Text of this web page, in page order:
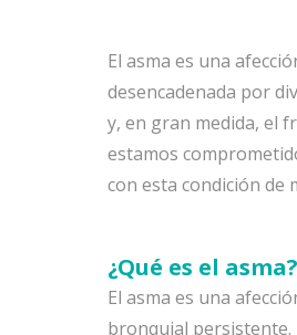
El asma es una
desencadenada por
y, en gran medida, el
estamos
con esta condición de
¿Qué es el asma?
El asma es una
bronquial persistente.